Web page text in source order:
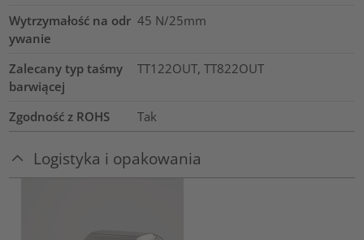
Wytrzymałość na odr
ywanie
45 N/25mm
Zalecany typ taśmy
barwiącej
TT122OUT, TT822OUT
Zgodność z ROHS Tak
Logistyka i opakowania